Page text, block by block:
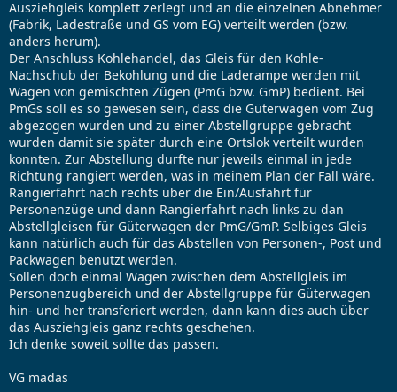
Ausziehgleis komplett zerlegt und an die einzelnen Abnehmer
(Fabrik, Ladestraße und GS vom EG) verteilt werden (bzw.
anders herum).
Der Anschluss Kohlehandel, das Gleis für den Kohle-
Nachschub der Bekohlung und die Laderampe werden mit
Wagen von gemischten Zügen (PmG bzw. GmP) bedient. Bei
PmGs soll es so gewesen sein, dass die Güterwagen vom Zug
abgezogen wurden und zu einer Abstellgruppe gebracht
wurden damit sie später durch eine Ortslok verteilt wurden
konnten. Zur Abstellung durfte nur jeweils einmal in jede
Richtung rangiert werden, was in meinem Plan der Fall wäre.
Rangierfahrt nach rechts über die Ein/Ausfahrt für
Personenzüge und dann Rangierfahrt nach links zu dan
Abstellgleisen für Güterwagen der PmG/GmP. Selbiges Gleis
kann natürlich auch für das Abstellen von Personen-, Post und
Packwagen benutzt werden.
Sollen doch einmal Wagen zwischen dem Abstellgleis im
Personenzugbereich und der Abstellgruppe für Güterwagen
hin- und her transferiert werden, dann kann dies auch über
das Ausziehgleis ganz rechts geschehen.
Ich denke soweit sollte das passen.
VG madas